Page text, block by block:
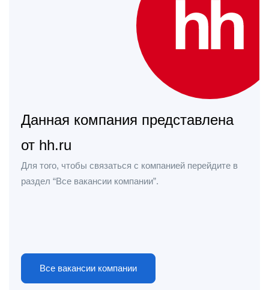
Данная компания представлена
от hh.ru
Для того, чтобы связаться с компанией перейдите в
раздел “Все вакансии компании”.
Все вакансии компании